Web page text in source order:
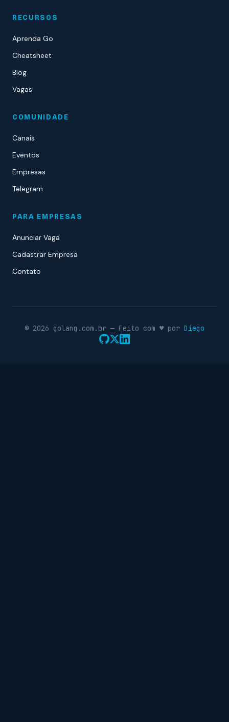
RECURSOS
Aprenda Go
Cheatsheet
Blog
Vagas
COMUNIDADE
Canais
Eventos
Empresas
Telegram
PARA EMPRESAS
Anunciar Vaga
Cadastrar Empresa
Contato
© 2026 golang.com.br — Feito com ♥ por Diego